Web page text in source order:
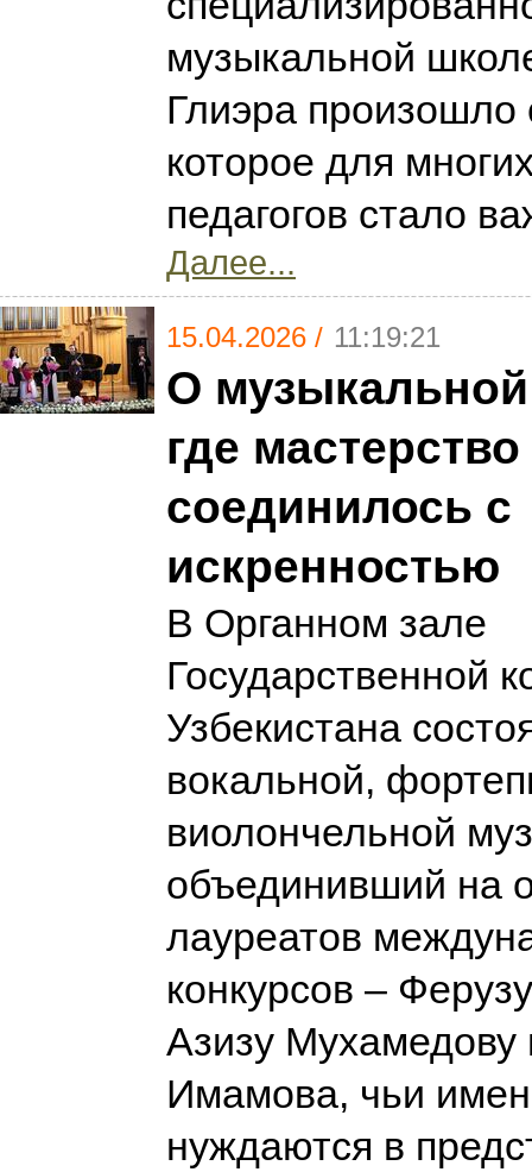
музыкальной
Глиэра произошло
которое для
педагогов стало
Далее...
15.04.2026 / 11:19:21
О музыкальной
где мастерство
соединилось с
искренностью
В Органном зале
Государственной
Узбекистана
вокальной,
виолончельной
объединивший на
лауреатов
конкурсов –
Азизу Мухамедову
Имамова, чьи
нуждаются в